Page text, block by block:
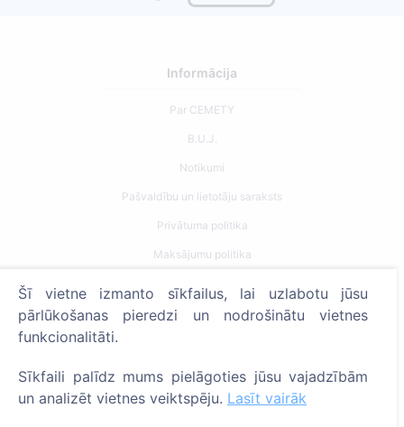
Informācija
Par CEMETY
B.U.J.
Notikumi
Pašvaldību un lietotāju saraksts
Privātuma politika
Maksājumu politika
Sīkfailu iestatījumi
Meklēt apbedīto
Šī vietne izmanto sīkfailus, lai uzlabotu jūsu
pārlūkošanas pieredzi un nodrošinātu vietnes
funkcionalitāti.
Sīkfaili palīdz mums pielāgoties jūsu vajadzībām
un analizēt vietnes veiktspēju. Lasīt vairāk